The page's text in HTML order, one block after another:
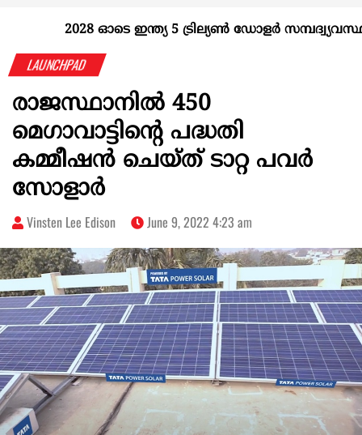
CALENDAR
KERALA @70
2028 ഓടെ ഇന്ത്യ 5 ട്രില്യണ്‍ ഡോളര്‍
LAUNCHPAD
രാജസ്ഥാനിൽ 450
മെഗാവാട്ടിന്റെ പദ്ധതി
കമ്മീഷൻ ചെയ്ത് ടാറ്റ പവർ
സോളാർ
Vinsten Lee Edison June 9, 2022 4:23 am